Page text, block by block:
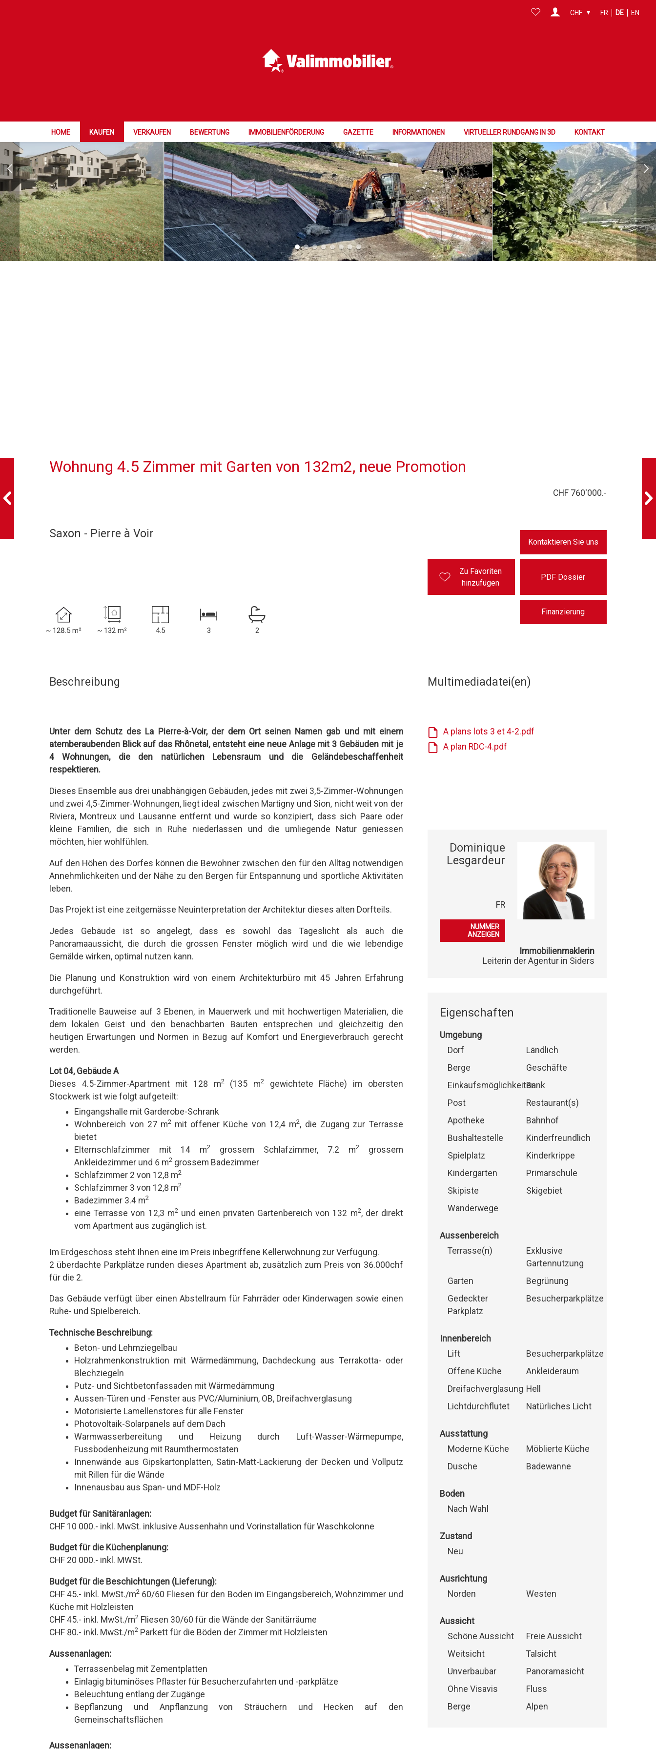
HOME KAUFEN VERKAUFEN BEWERTUNG IMMOBILIENFÖRDERUNG GAZETTE INFORMATIONEN VIRTUELLER RUNDGANG IN 3D KONTAKT
CHF FR DE EN
Wohnung 4.5 Zimmer mit Garten von 132m2, neue Promotion
CHF 760'000.-
Saxon - Pierre à Voir
~ 128.5 m² ~ 132 m² 4.5 3 2
Kontaktieren Sie uns
Zu Favoriten
hinzufügen
PDF Dossier
Finanzierung
Beschreibung
Unter dem Schutz des La Pierre-à-Voir, der dem Ort seinen Namen gab und mit einem
atemberaubenden Blick auf das Rhônetal, entsteht eine neue Anlage mit 3 Gebäuden mit je
4 Wohnungen, die den natürlichen Lebensraum und die Geländebeschaffenheit
respektieren.
Dieses Ensemble aus drei unabhängigen Gebäuden, jedes mit zwei 3,5-Zimmer-Wohnungen
und zwei 4,5-Zimmer-Wohnungen, liegt ideal zwischen Martigny und Sion, nicht weit von der
Riviera, Montreux und Lausanne entfernt und wurde so konzipiert, dass sich Paare oder
kleine Familien, die sich in Ruhe niederlassen und die umliegende Natur geniessen
möchten, hier wohlfühlen.
Auf den Höhen des Dorfes können die Bewohner zwischen den für den Alltag notwendigen
Annehmlichkeiten und der Nähe zu den Bergen für Entspannung und sportliche Aktivitäten
leben.
Das Projekt ist eine zeitgemässe Neuinterpretation der Architektur dieses alten Dorfteils.
Jedes Gebäude ist so angelegt, dass es sowohl das Tageslicht als auch die
Panoramaaussicht, die durch die grossen Fenster möglich wird und die wie lebendige
Gemälde wirken, optimal nutzen kann.
Die Planung und Konstruktion wird von einem Architekturbüro mit 45 Jahren Erfahrung
durchgeführt.
Traditionelle Bauweise auf 3 Ebenen, in Mauerwerk und mit hochwertigen Materialien, die
dem lokalen Geist und den benachbarten Bauten entsprechen und gleichzeitig den
heutigen Erwartungen und Normen in Bezug auf Komfort und Energieverbrauch gerecht
werden.
Lot 04, Gebäude A
Dieses 4.5-Zimmer-Apartment mit 128 m2(135 m2
gewichtete Fläche) im obersten
Stockwerk ist wie folgt aufgeteilt:
Eingangshalle mit Garderobe-Schrank
Wohnbereich von 27 m2 mit offener Küche von 12,4 m2, die Zugang zur Terrasse
bietet
Elternschlafzimmer mit 14 m2 grossem Schlafzimmer, 7.2 m2grossem
Ankleidezimmer und 6 m2 grossem Badezimmer
Schlafzimmer 2 von 12,8 m2
Schlafzimmer 3 von 12,8 m2
Badezimmer 3.4 m2
eine Terrasse von 12,3 m2und einen privaten Gartenbereich von 132 m2, der direkt
vom Apartment aus zugänglich ist.
Im Erdgeschoss steht Ihnen eine im Preis inbegriffene Kellerwohnung zur Verfügung.
2 überdachte Parkplätze runden dieses Apartment ab, zusätzlich zum Preis von 36.000chf
für die 2.
Das Gebäude verfügt über einen Abstellraum für Fahrräder oder Kinderwagen sowie einen
Ruhe- und Spielbereich.
Technische Beschreibung:
Beton- und Lehmziegelbau
Holzrahmenkonstruktion mit Wärmedämmung, Dachdeckung aus Terrakotta- oder
Blechziegeln
Putz- und Sichtbetonfassaden mit Wärmedämmung
Aussen-Türen und -Fenster aus PVC/Aluminium, OB, Dreifachverglasung
Motorisierte Lamellenstores für alle Fenster
Photovoltaik-Solarpanels auf dem Dach
Warmwasserbereitung und Heizung durch Luft-Wasser-Wärmepumpe,
Fussbodenheizung mit Raumthermostaten
Innenwände aus Gipskartonplatten, Satin-Matt-Lackierung der Decken und Vollputz
mit Rillen für die Wände
Innenausbau aus Span- und MDF-Holz
Budget für Sanitäranlagen:
CHF 10 000.- inkl. MwSt. inklusive Aussenhahn und Vorinstallation für Waschkolonne
Budget für die Küchenplanung:
CHF 20 000.- inkl. MWSt.
Budget für die Beschichtungen (Lieferung):
CHF 45.- inkl. MwSt./m260/60 Fliesen für den Boden im Eingangsbereich, Wohnzimmer und
Küche mit Holzleisten
CHF 45.- inkl. MwSt./m2Fliesen 30/60 für die Wände der Sanitärräume
CHF 80.- inkl. MwSt./m2Parkett für die Böden der Zimmer mit Holzleisten
Aussenanlagen:
Terrassenbelag mit Zementplatten
Einlagig bituminöses Pflaster für Besucherzufahrten und -parkplätze
Beleuchtung entlang der Zugänge
Bepflanzung und Anpflanzung von Sträuchern und Hecken auf den
Gemeinschaftsflächen
Aussenanlagen:
Multimediadatei(en)
A plans lots 3 et 4-2.pdf
A plan RDC-4.pdf
Dominique
Lesgardeur
FR
079 396 49 00
NUMMER
ANZEIGEN
Immobilienmaklerin
Leiterin der Agentur in Siders
Eigenschaften
Umgebung
Dorf
Ländlich
Berge
Geschäfte
EinkaufsmöglichkeitenBank
Post
Restaurant(s)
Apotheke
Bahnhof
Bushaltestelle
Kinderfreundlich
Spielplatz
Kinderkrippe
Kindergarten
Primarschule
Skipiste
Skigebiet
Wanderwege
Aussenbereich
Terrasse(n)
Exklusive
Gartennutzung
Garten
Begrünung
Gedeckter
Parkplatz
Besucherparkplätze
Innenbereich
Lift
Besucherparkplätze
Offene Küche
Ankleideraum
Dreifachverglasung Hell
Lichtdurchflutet
Natürliches Licht
Ausstattung
Moderne Küche
Möblierte Küche
Dusche
Badewanne
Boden
Nach Wahl
Zustand
Neu
Ausrichtung
Norden
Westen
Aussicht
Schöne Aussicht
Freie Aussicht
Weitsicht
Talsicht
Unverbaubar
Panoramasicht
Ohne Visavis
Fluss
Berge
Alpen